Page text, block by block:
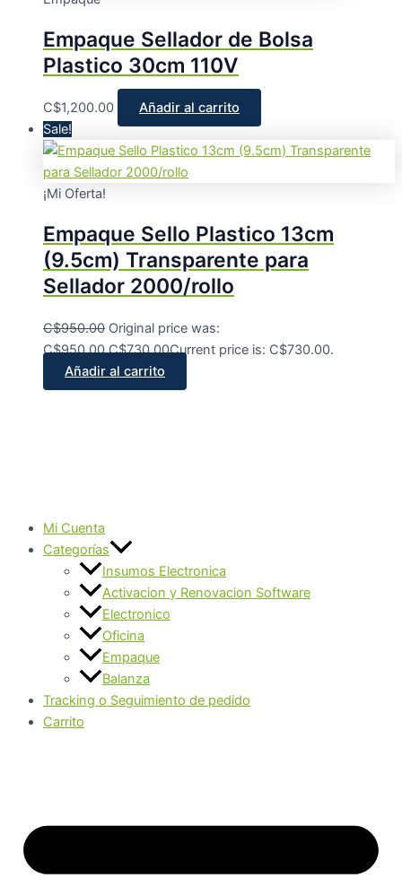
Empaque Sellador de Bolsa
Plastico 30cm 110V
C$1,200.00
Añadir al carrito
Sale!
¡Mi Oferta!
Empaque Sello Plastico 13cm
(9.5cm) Transparente para
Sellador 2000/rollo
C$950.00 Original price was:
C$950.00.C$730.00Current price is: C$730.00.
Añadir al carrito
Mi Cuenta
Categorías
Insumos Electronica
Activacion y Renovacion Software
Electronico
Oficina
Empaque
Balanza
Tracking o Seguimiento de pedido
Carrito